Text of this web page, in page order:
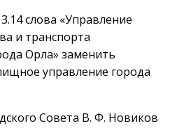
слова «Управление
и транспорта
Орла» заменить
управление города
Совета В. Ф. Новиков